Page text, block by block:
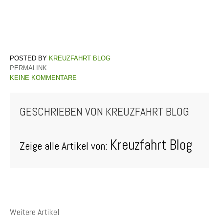
KREUZFAHRT BLOG
PERMALINK
KEINE KOMMENTARE
GESCHRIEBEN VON KREUZFAHRT BLOG
Zeige alle Artikel von: Kreuzfahrt Blog
Weitere Artikel